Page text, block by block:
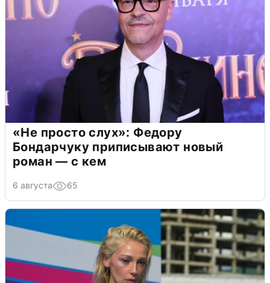
«Не просто слух»: Федору
Бондарчуку приписывают новый
роман — с кем
6 августа 65